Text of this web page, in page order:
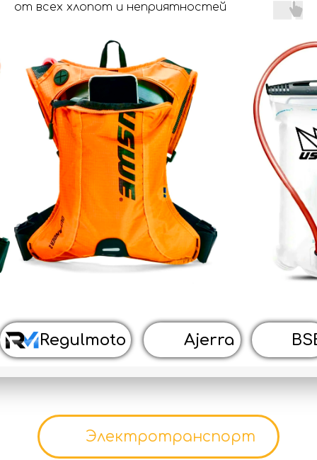
от всех хлопот и неприятностей
Электротранспорт
Квадроциклы
Запчасти